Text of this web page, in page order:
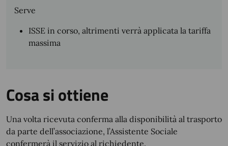
Serve
ISSE in corso, altrimenti verrà applicata la tariffa
massima
Cosa si ottiene
Una volta ricevuta conferma alla disponibilità al trasporto
da parte dell’associazione, l’Assistente Sociale
confermerà il servizio al richiedente.